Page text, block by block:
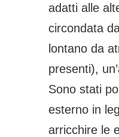
adatti alle
circondata
lontano da
presenti),
Sono stati
esterno in
arricchire le